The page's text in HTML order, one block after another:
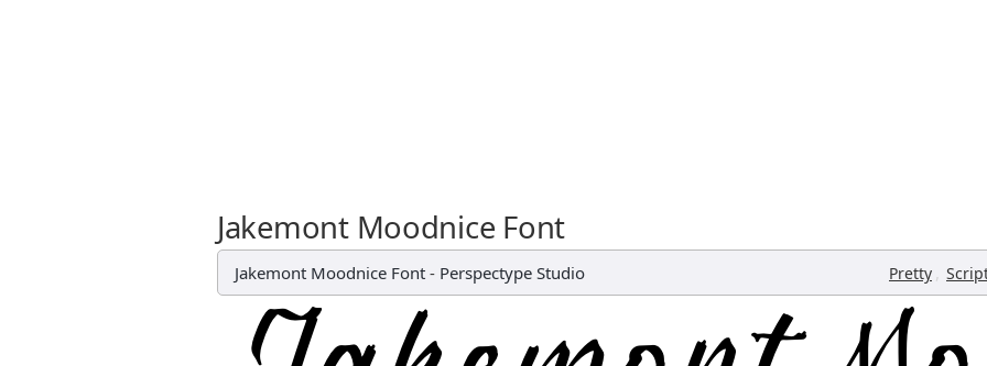
Jakemont Moodnice Font
Jakemont Moodnice Font - Perspectype Studio Pretty ,